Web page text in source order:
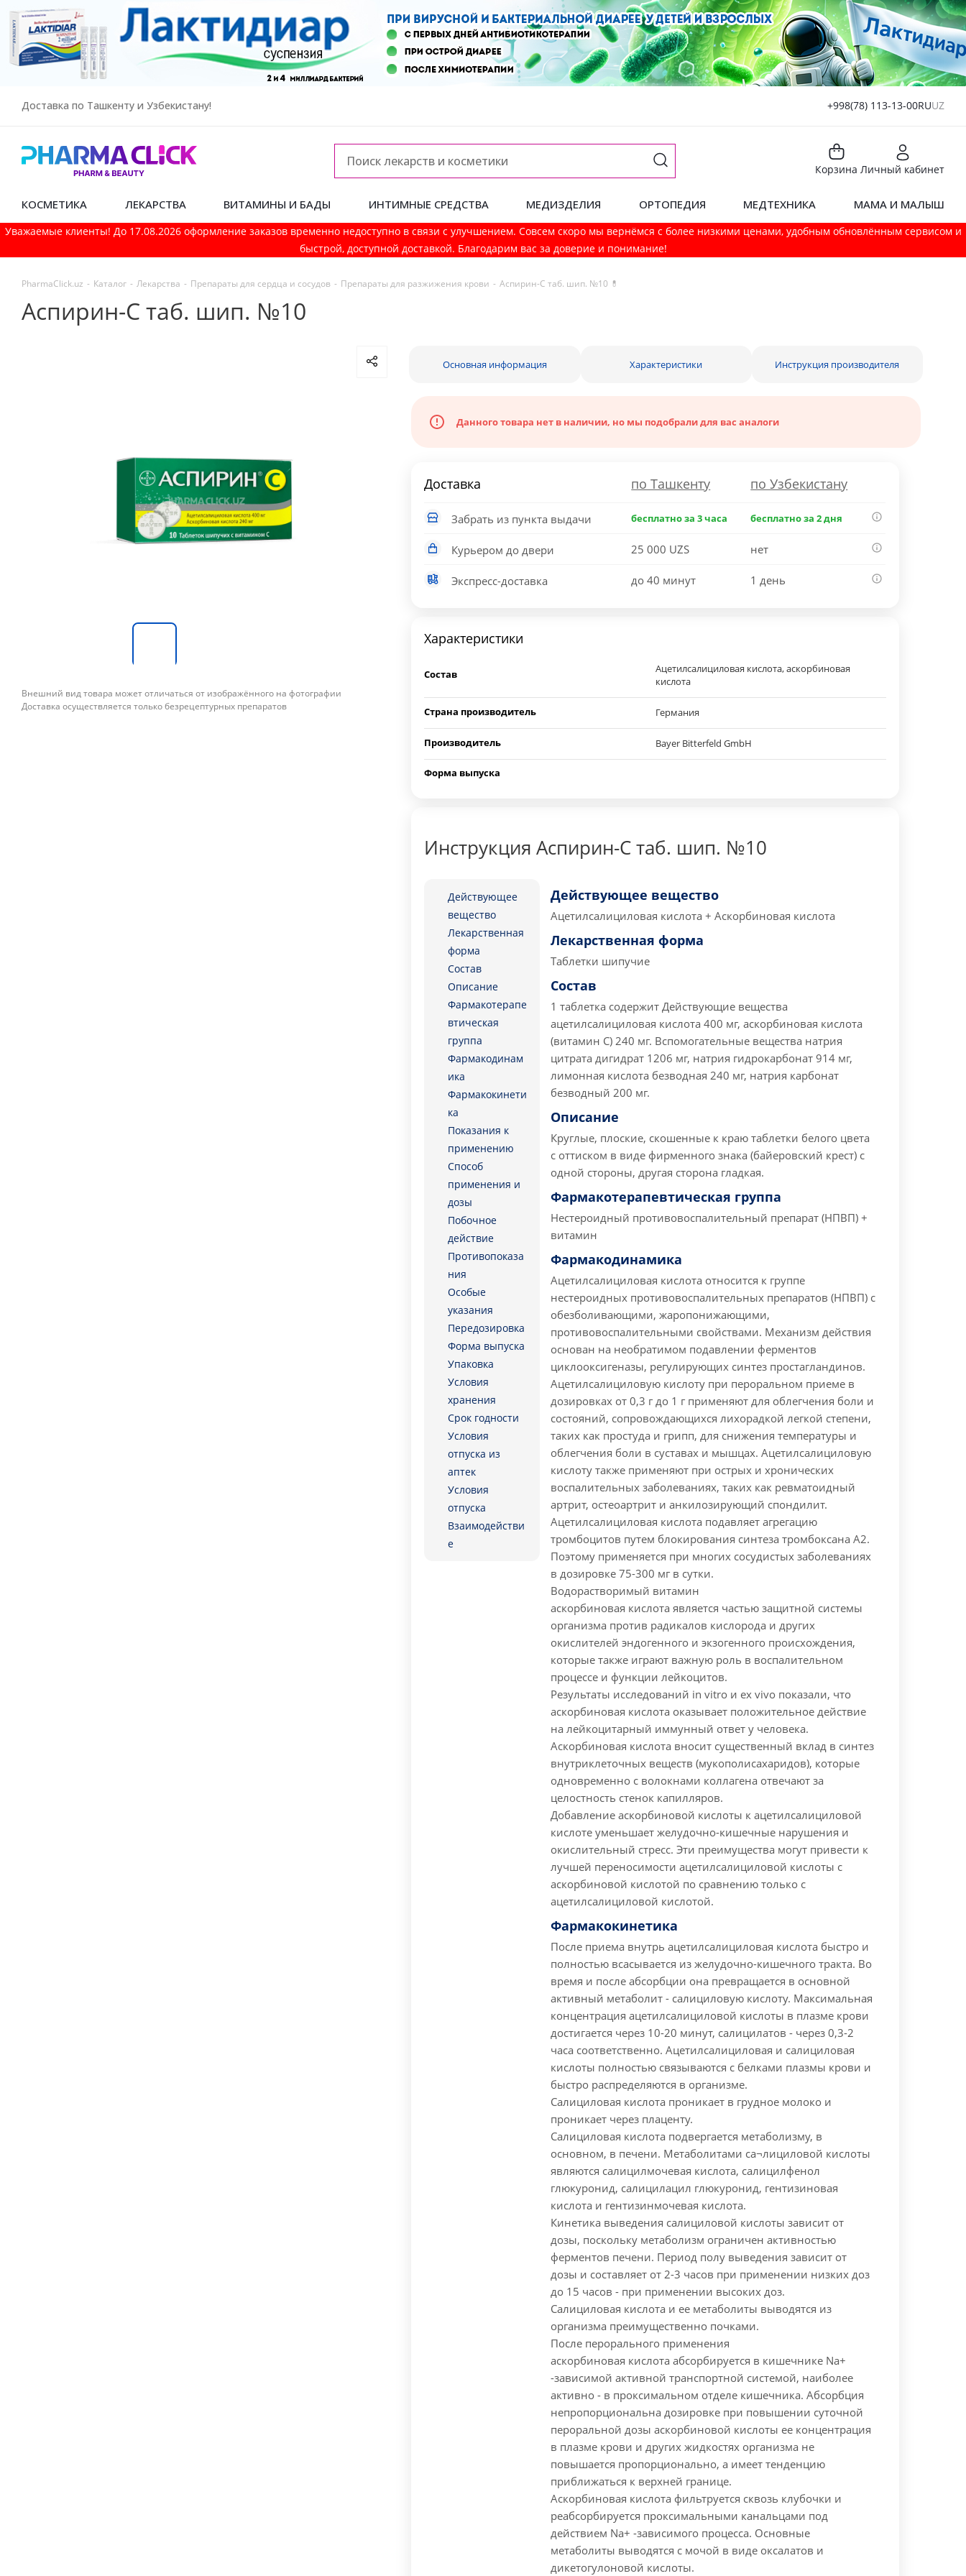
Доставка по Ташкенту и Узбекистану! +998(78) 113-13-00RUUZ
Корзина Личный кабинет
КОСМЕТИКА ЛЕКАРСТВА ВИТАМИНЫ И БАДЫ ИНТИМНЫЕ СРЕДСТВА МЕДИЗДЕЛИЯ ОРТОПЕДИЯ МЕДТЕХНИКА МАМА И МАЛЫШ
Уважаемые клиенты! До 17.08.2026 оформление заказов временно недоступно в связи с улучшением. Совсем скоро мы вернёмся с более низкими ценами, удобным обновлённым сервисом и
быстрой, доступной доставкой. Благодарим вас за доверие и понимание!
PharmaСlick.uz - Каталог - Лекарства - Препараты для сердца и сосудов - Препараты для разжижения крови - Аспирин-С таб. шип. №10 💊
Аспирин-С таб. шип. №10
Внешний вид товара может отличаться от изображённого на фотографии
Доставка осуществляется только безрецептурных препаратов
Основная информация Характеристики Инструкция производителя
Данного товара нет в наличии, но мы подобрали для вас аналоги
Доставка по Ташкенту по Узбекистану
Забрать из пункта выдачи бесплатно за 3 часа бесплатно за 2 дня
Курьером до двери 25 000 UZS нет
Экспресс-доставка до 40 минут 1 день
Характеристики
Состав
Ацетилсалициловая кислота, аскорбиновая
кислота
Страна производитель Германия
Производитель Bayer Bitterfeld GmbH
Форма выпуска
Инструкция Аспирин-С таб. шип. №10
Действующее
вещество
Лекарственная
форма
Состав
Описание
Фармакотерапе
втическая
группа
Фармакодинам
ика
Фармакокинети
ка
Показания к
применению
Способ
применения и
дозы
Побочное
действие
Противопоказа
ния
Особые
указания
Передозировка
Форма выпуска
Упаковка
Условия
хранения
Срок годности
Условия
отпуска из
аптек
Условия
отпуска
Взаимодействи
е
Действующее вещество
Ацетилсалициловая кислота + Аскорбиновая кислота
Лекарственная форма
Таблетки шипучие
Состав
1 таблетка содержитДействующие вещества
ацетилсалициловая кислота 400 мг, аскорбиновая кислота
(витамин С) 240 мг. Вспомогательные вещества натрия
цитрата дигидрат 1206 мг, натрия гидрокарбонат 914 мг,
лимонная кислота безводная 240 мг, натрия карбонат
безводный 200 мг.
Описание
Круглые, плоские, скошенные к краю таблетки белого цвета
с оттиском в виде фирменного знака (байеровский крест) с
одной стороны, другая сторона гладкая.
Фармакотерапевтическая группа
Нестероидный противовоспалительный препарат (НПВП) +
витамин
Фармакодинамика
Ацетилсалициловая кислота относится к группе
нестероидных противовоспалительных препаратов (НПВП) с
обезболивающими, жаропонижающими,
противовоспалительными свойствами. Механизм действия
основан на необратимом подавлении ферментов
циклооксигеназы, регулирующих синтез простагландинов.
Ацетилсалициловую кислоту при пероральном приеме в
дозировках от 0,3 г до 1 г применяют для облегчения боли и
состояний, сопровождающихся лихорадкой легкой степени,
таких как простуда и грипп, для снижения температуры и
облегчения боли в суставах и мышцах. Ацетилсалициловую
кислоту также применяют при острых и хронических
воспалительных заболеваниях, таких как ревматоидный
артрит, остеоартрит и анкилозирующий спондилит.
Ацетилсалициловая кислота подавляет агрегацию
тромбоцитов путем блокирования синтеза тромбоксана А2.
Поэтому применяется при многих сосудистых заболеваниях
в дозировке 75-300 мг в сутки.
Водорастворимый витамин
аскорбиновая кислота является частью защитной системы
организма против радикалов кислорода и других
окислителей эндогенного и экзогенного происхождения,
которые также играют важную роль в воспалительном
процессе и функции лейкоцитов.
Результаты исследований in vitro и ex vivo показали, что
аскорбиновая кислота оказывает положительное действие
на лейкоцитарный иммунный ответ у человека.
Аскорбиновая кислота вносит существенный вклад в синтез
внутриклеточных веществ (мукополисахаридов), которые
одновременно с волокнами коллагена отвечают за
целостность стенок капилляров.
Добавление аскорбиновой кислоты к ацетилсалициловой
кислоте уменьшает желудочно-кишечные нарушения и
окислительный стресс. Эти преимущества могут привести к
лучшей переносимости ацетилсалициловой кислоты с
аскорбиновой кислотой по сравнению только с
ацетилсалициловой кислотой.
Фармакокинетика
После приема внутрь ацетилсалициловая кислота быстро и
полностью всасывается из желудочно-кишечного тракта. Во
время и после абсорбции она превращается в основной
активный метаболит - салициловую кислоту. Максимальная
концентрация ацетилсалициловой кислоты в плазме крови
достигается через 10-20 минут, салицилатов - через 0,3-2
часа соответственно. Ацетилсалициловая и салициловая
кислоты полностью связываются с белками плазмы крови и
быстро распределяются в организме.
Салициловая кислота проникает в грудное молоко и
проникает через плаценту.
Салициловая кислота подвергается метаболизму, в
основном, в печени. Метаболитами са¬лициловой кислоты
являются салицилмочевая кислота, салицилфенол
глюкуронид, салицилацил глюкуронид, гентизиновая
кислота и гентизинмочевая кислота.
Кинетика выведения салициловой кислоты зависит от
дозы, поскольку метаболизм ограничен активностью
ферментов печени. Период полу выведения зависит от
дозы и составляет от 2-3 часов при применении низких доз
до 15 часов - при применении высоких доз.
Салициловая кислота и ее метаболиты выводятся из
организма преимущественно почками.
После перорального применения
аскорбиновая кислота абсорбируется в кишечнике Na+
-зависимой активной транспортной системой, наиболее
активно - в проксимальном отделе кишечника. Абсорбция
непропорциональна дозировке при повышении суточной
пероральной дозы аскорбиновой кислоты ее концентрация
в плазме крови и других жидкостях организма не
повышается пропорционально, а имеет тенденцию
приближаться к верхней границе.
Аскорбиновая кислота фильтруется сквозь клубочки и
реабсорбируется проксимальными канальцами под
действием Nа+ -зависимого процесса. Основные
метаболиты выводятся с мочой в виде оксалатов и
дикетогулоновой кислоты.